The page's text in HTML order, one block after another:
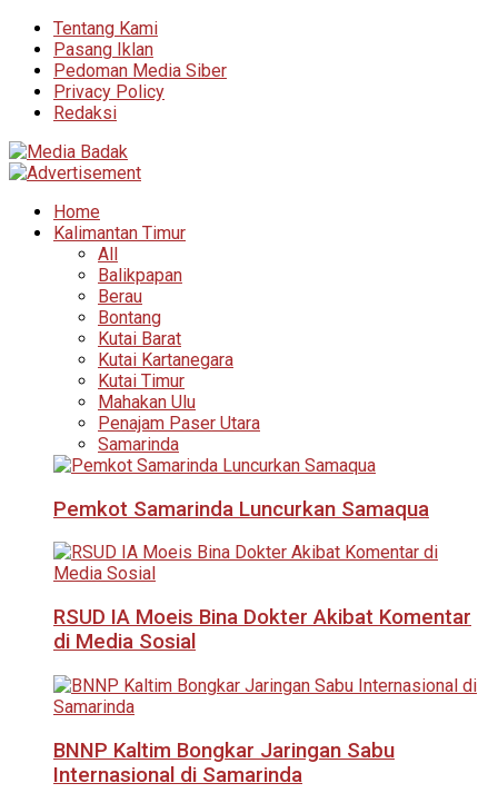
Tentang Kami
Pasang Iklan
Pedoman Media Siber
Privacy Policy
Redaksi
Home
Kalimantan Timur
All
Balikpapan
Berau
Bontang
Kutai Barat
Kutai Kartanegara
Kutai Timur
Mahakan Ulu
Penajam Paser Utara
Samarinda
Pemkot Samarinda Luncurkan Samaqua
RSUD IA Moeis Bina Dokter Akibat Komentar
di Media Sosial
BNNP Kaltim Bongkar Jaringan Sabu
Internasional di Samarinda